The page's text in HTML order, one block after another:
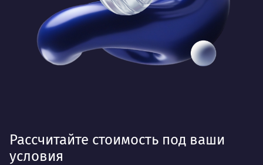
Рассчитайте стоимость под ваши
условия